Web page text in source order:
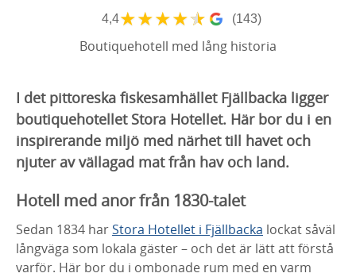
4,4★★★★★ (143)
Boutiquehotell med lång historia
I det pittoreska fiskesamhället Fjällbacka ligger
boutiquehotellet Stora Hotellet. Här bor du i en
inspirerande miljö med närhet till havet och
njuter av vällagad mat från hav och land.
Hotell med anor från 1830-talet
Sedan 1834 harStora Hotellet i Fjällbacka lockat såväl
långväga som lokala gäster – och det är lätt att förstå
varför. Här bor du i ombonade rum med en varm